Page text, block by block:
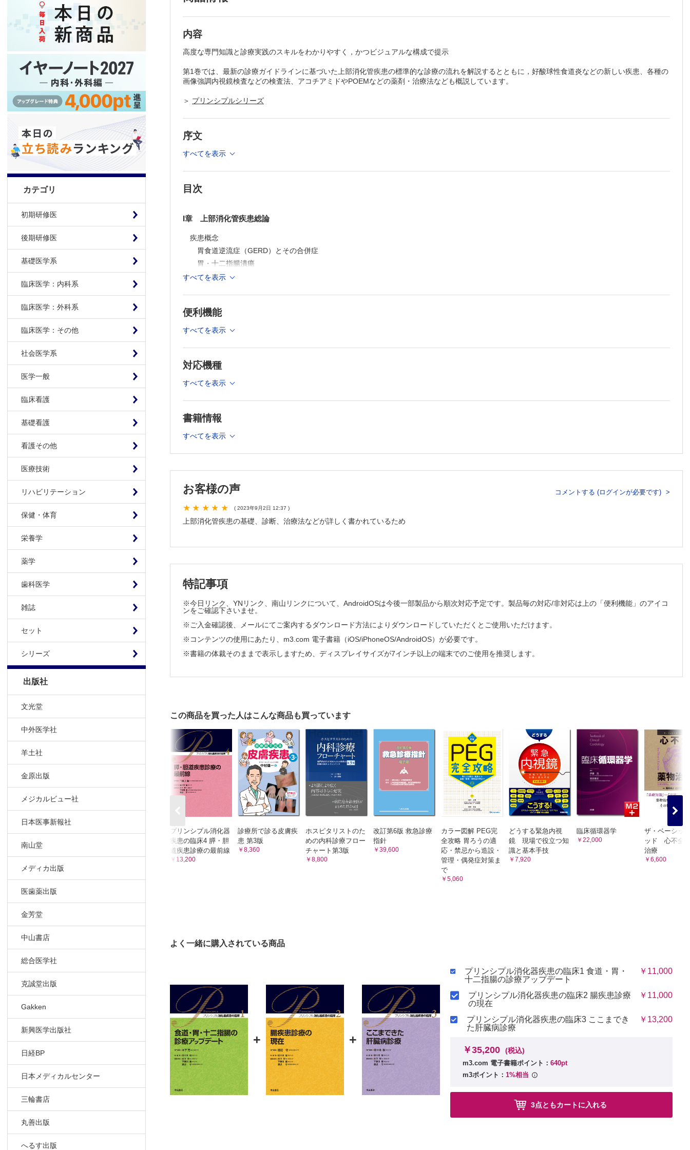
カテゴリ
初期研修医
後期研修医
基礎医学系
臨床医学：内科系
臨床医学：外科系
臨床医学：その他
社会医学系
医学一般
臨床看護
基礎看護
看護その他
医療技術
リハビリテーション
保健・体育
栄養学
薬学
歯科医学
雑誌
セット
シリーズ
出版社
文光堂
中外医学社
羊土社
金原出版
メジカルビュー社
日本医事新報社
南山堂
メディカ出版
医歯薬出版
金芳堂
中山書店
総合医学社
克誠堂出版
Gakken
新興医学出版社
日経BP
日本メディカルセンター
三輪書店
丸善出版
へるす出版
内容
高度な専門知識と診療実践のスキルをわかりやすく，かつビジュアルな構成で提示
第1巻では、最新の診療ガイドラインに基づいた上部消化管疾患の標準的な診療の流れを解説するとともに，好酸球性食道炎などの新しい疾患、各種の
画像強調内視鏡検査などの検査法、アコチアミドやPOEMなどの薬剤・治療法なども概説しています。
＞ プリンシプルシリーズ
序文
すべてを表示
目次
I章 上部消化管疾患総論
疾患概念
胃食道逆流症（GERD）とその合併症
胃・十二指腸潰瘍
機能性消化管疾患（NERDと機能性胸やけ，機能性ディスペプシア〈FD〉）
疫学
病態生理
胃酸分泌調節機構
上腹部症状の原因臓器としての十二指腸
ヘリコバクター・ピロリ感染診断
消化管ホルモン
画像診断
単純X線検査と消化管造影検査
PET
超音波診断
超音波内視鏡検査
生理学的検査
24時間食道インピーダンス・pHモニタリング
食道high resolution manometry
胃排出能検査
バロスタット検査
内視鏡下の生検組織診断とEUS-FNA生検組織診断
薬物療法
胃酸分泌抑制薬
酸中和薬とヒスタミンH2受容体拮抗薬
プロトンポンプ阻害薬
カリウムイオン競合型胃酸分泌抑制薬
消化管運動機能改善薬
抗うつ薬，抗不安薬
内視鏡的切除術
バルーン拡張術
内視鏡的止血
アカラシア
その他の食道運動異常症
炎症
ヘリコバクター・ピロリ感染胃炎
胃潰瘍・十二指腸潰瘍
自己免疫性胃炎
好酸球性食道炎と胃炎
感染性食道炎
腫瘍
すべてを表示
便利機能
すべてを表示
対応機種
すべてを表示
書籍情報
すべてを表示
お客様の声 コメントする (ログインが必要です)
( 2023年9月2日 12:37 )
上部消化管疾患の基礎、診断、治療法などが詳しく書かれているため
特記事項
※今日リンク、YNリンク、南山リンクについて、AndroidOSは今後一部製品から順次対応予定です。製品毎の対応/非対応は上の「便利機能」のアイコ
ンをご確認下さいませ。
※ご入金確認後、メールにてご案内するダウンロード方法によりダウンロードしていただくとご使用いただけます。
※コンテンツの使用にあたり、m3.com 電子書籍（iOS/iPhoneOS/AndroidOS）が必要です。
※書籍の体裁そのままで表示しますため、ディスプレイサイズが7インチ以上の端末でのご使用を推奨します。
この商品を買った人はこんな商品も買っています
プリンシプル消化器
疾患の臨床4 膵・胆
道疾患診療の最前線
￥13,200
診療所で診る皮膚疾
患 第3版
￥8,360
ホスピタリストのた
めの内科診療フロー
チャート第3版
￥8,800
改訂第6版 救急診療
指針
￥39,600
カラー図解 PEG完
全攻略 胃ろうの適
応・禁忌から造設・
管理・偶発症対策ま
で
￥5,060
どうする緊急内視
鏡 現場で役立つ知
識と基本手技
￥7,920
臨床循環器学
￥22,000
ザ・ベーシッ
ッド 心不全
治療
￥6,600
よく一緒に購入されている商品
+ +
プリンシプル消化器疾患の臨床1 食道・胃・
十二指腸の診療アップデート
￥11,000
プリンシプル消化器疾患の臨床2 腸疾患診療
の現在
￥11,000
プリンシプル消化器疾患の臨床3 ここまでき
た肝臓病診療
￥13,200
￥35,200 (税込)
m3.com 電子書籍ポイント： 640pt
m3ポイント： 1%相当
3点ともカートに入れる